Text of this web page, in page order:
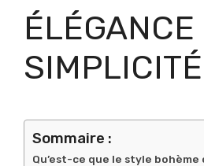
ÉLÉGANCE
Sommaire :
Qu’est-ce que le style bohème